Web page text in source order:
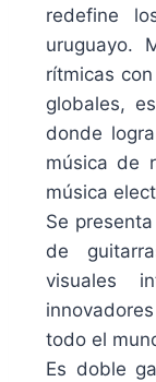
redefine
uruguayo.
rítmicas
globales,
donde
música de
música
Se
de
visuales
todo el
Es doble